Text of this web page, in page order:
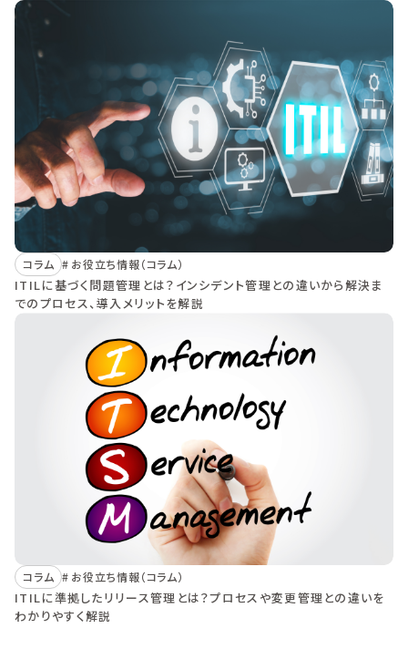
コラム お役立ち情報（コラム）
ITILに基づく問題管理とは？インシデント管理との違いから解決ま
でのプロセス、導入メリットを解説
コラム お役立ち情報（コラム）
ITILに準拠したリリース管理とは？プロセスや変更管理との違いを
わかりやすく解説